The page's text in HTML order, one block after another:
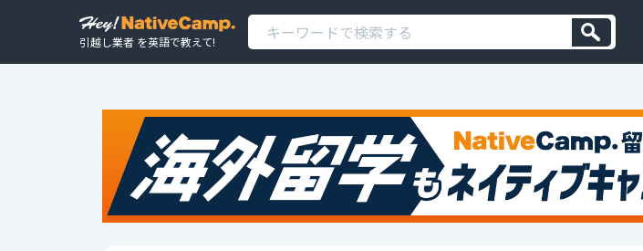
引越し業者 を英語で教えて!